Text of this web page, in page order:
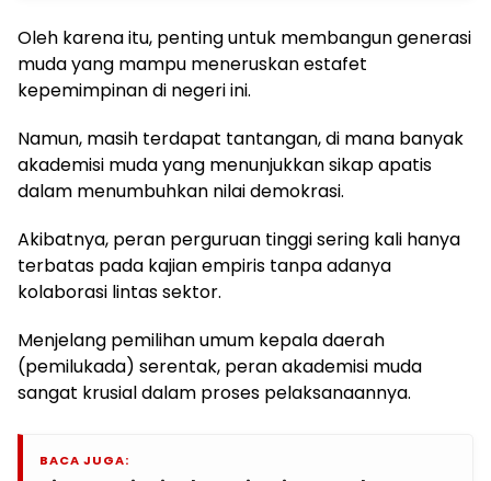
Oleh karena itu, penting untuk membangun generasi
muda yang mampu meneruskan estafet
kepemimpinan di negeri ini.
Namun, masih terdapat tantangan, di mana banyak
akademisi muda yang menunjukkan sikap apatis
dalam menumbuhkan nilai demokrasi.
Akibatnya, peran perguruan tinggi sering kali hanya
terbatas pada kajian empiris tanpa adanya
kolaborasi lintas sektor.
Menjelang pemilihan umum kepala daerah
(pemilukada) serentak, peran akademisi muda
sangat krusial dalam proses pelaksanaannya.
BACA JUGA: